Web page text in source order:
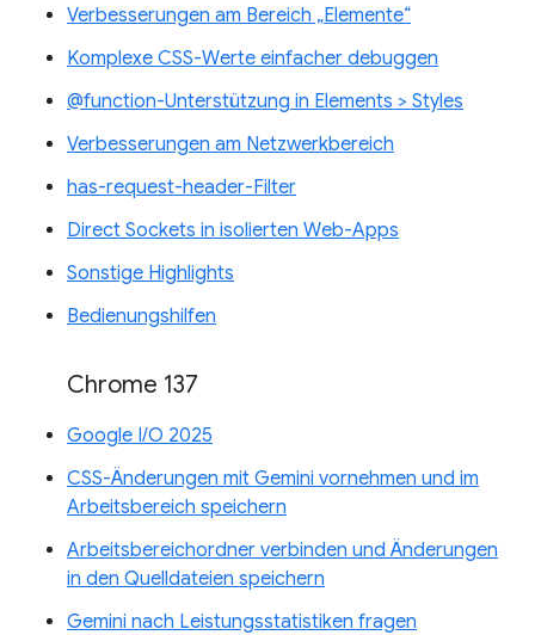
Verbesserungen am Bereich „Elemente“
Komplexe CSS-Werte einfacher debuggen
@function-Unterstützung in Elements > Styles
Verbesserungen am Netzwerkbereich
has-request-header-Filter
Direct Sockets in isolierten Web-Apps
Sonstige Highlights
Bedienungshilfen
Chrome 137
Google I/O 2025
CSS-Änderungen mit Gemini vornehmen und im
Arbeitsbereich speichern
Arbeitsbereichordner verbinden und Änderungen
in den Quelldateien speichern
Gemini nach Leistungsstatistiken fragen